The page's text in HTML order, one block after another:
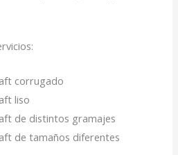
corrugado
liso
de distintos gramajes
de tamaños diferentes